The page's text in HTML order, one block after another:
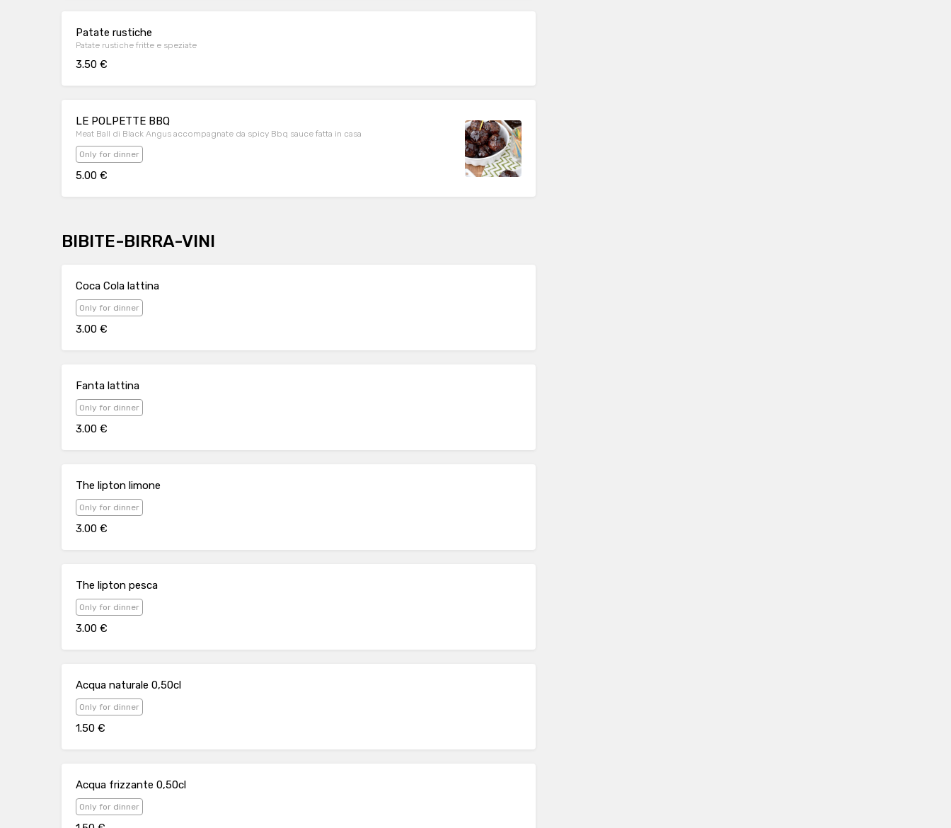
Patate rustiche
Patate rustiche fritte e speziate
3.50 €
LE POLPETTE BBQ
Meat Ball di Black Angus accompagnate da spicy Bbq sauce fatta in casa
Only for dinner
5.00 €
BIBITE-BIRRA-VINI
Coca Cola lattina
Only for dinner
3.00 €
Fanta lattina
Only for dinner
3.00 €
The lipton limone
Only for dinner
3.00 €
The lipton pesca
Only for dinner
3.00 €
Acqua naturale 0,50cl
Only for dinner
1.50 €
Acqua frizzante 0,50cl
Only for dinner